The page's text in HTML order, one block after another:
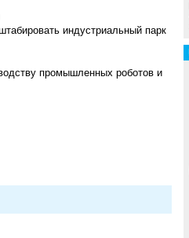
индустриальный парк
промышленных роботов и